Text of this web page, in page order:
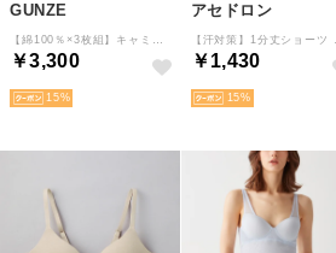
GUNZE
￥3,300
15
アセドロン
￥1,430
15